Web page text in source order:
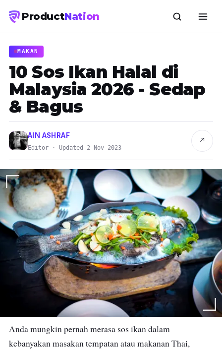
ProductNation
MAKAN
10 Sos Ikan Halal di
Malaysia 2026 - Sedap
& Bagus
AIN ASHRAF
Editor · Updated 2 Nov 2023
↗
Anda mungkin pernah merasa sos ikan dalam
kebanyakan masakan tempatan atau makanan Thai,